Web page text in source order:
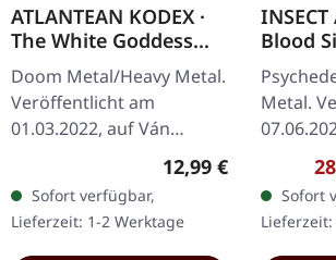
ATLANTEAN KODEX ·
The White Goddess
(Re-Release) | CD
Doom Metal/Heavy Metal.
Veröffentlicht am
01.03.2022, auf Ván
Records. CD im Jewelcase
mit 24-seitigem Booklet.
"The White Goddess (A
Grammar Of…
Regulärer Preis:
12,99 €
Sofort verfügbar,
Lieferzeit: 1-2 Werktage
INSECT
Blood
BLACK/
LP
Metal.
Morti
"Black/
Das
Insect
Sofort